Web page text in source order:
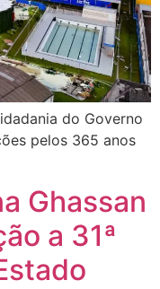
do Governo
pelos 365 anos
Ghassan
a 31ª